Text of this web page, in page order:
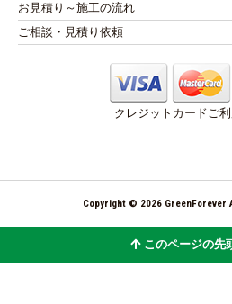
お見積り～施工の流れ
ご相談・見積り依頼
クレジットカードご
Copyright © 2026 GreenForever
このページの先